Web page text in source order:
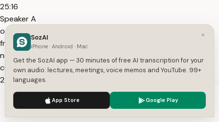
25:16
Speaker A
otra palabra que es la palabra file o que qué significa amor
fraternal amor fraternal es un amor hermoso que nosotros
nos tenemos es como hermanos como hermanas nos
cuidamos pero no es ágape el ágape es un amor sacrificial
25:37
Speaker A
el ágape es amar a alguien que no se lo merece ágape es el
amor este divino que solamente dios lo puede dar fin leo
We use cookies to enhance your experience.
×
SozAI
iPhone · Android · Mac
Get the SozAI app — 30 minutes of free AI transcription for your
own audio: lectures, meetings, voice memos and YouTube. 99+
languages.
App Store Google Play